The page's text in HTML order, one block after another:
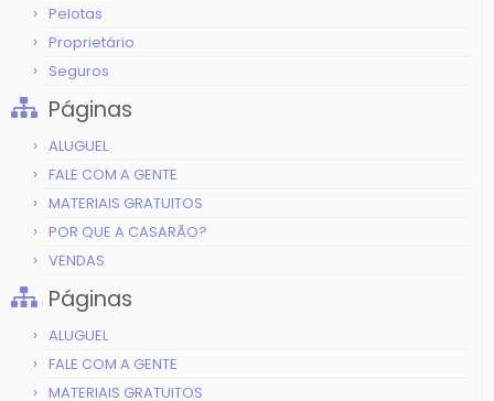
Pelotas
Proprietário
Seguros
Páginas
ALUGUEL
FALE COM A GENTE
MATERIAIS GRATUITOS
POR QUE A CASARÃO?
VENDAS
Páginas
ALUGUEL
FALE COM A GENTE
MATERIAIS GRATUITOS